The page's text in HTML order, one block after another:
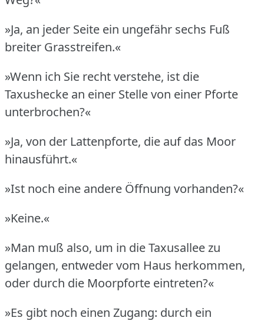
»Ja, an jeder Seite ein ungefähr sechs Fuß
breiter Grasstreifen.«
»Wenn ich Sie recht verstehe, ist die
Taxushecke an einer Stelle von einer Pforte
unterbrochen?«
»Ja, von der Lattenpforte, die auf das Moor
hinausführt.«
»Ist noch eine andere Öffnung vorhanden?«
»Keine.«
»Man muß also, um in die Taxusallee zu
gelangen, entweder vom Haus herkommen,
oder durch die Moorpforte eintreten?«
»Es gibt noch einen Zugang: durch ein